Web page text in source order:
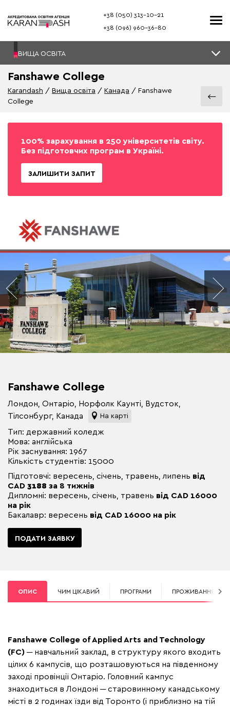
+38 (050) 313–10-21
+38 (096) 960–36-80
ВИЩА ОСВІТА
Fanshawe College
Karandash Вища освіта Канада
Fanshawe
College
100% зарахування в 250 університетів світу.
Без підготовчих програм в Україні.
ЗАЛИШИТИ ЗАПИТ
Fanshawe College
Лондон, Онтаріо, Норфолк Каунті, Вудсток,
Тілсонбург, Канада
На карті
Тип: державний коледж
Мова: англійська
Рік заснування: 1967
Кількість студентів: 15000
Підготовчі: вересень, січень, травень, липень від
CAD 3188 за 8 тижнів
Дипломні: вересень, січень, травень від CAD 16000
на рік
Бакалавр: вересень від CAD 16000 на рік
ПОДАТИ ЗАЯВКУ
ОПИС ЧИМ ЦІКАВИЙ ПРОГРАМИ ПРОЖИВАННЯ
Fanshawe College of Applied Arts and Technology
(FC) ─ навчальний заклад, в структуру якого входить
цілих 6 кампусів, що розташовуються на південному
заході провінції Онтаріо. Головний кампус
знаходиться в Лондоні ─ старовинному канадському
місті в 2 годинах їзди від Торонто (і приблизно на тій